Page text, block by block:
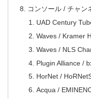
コンソール / チャン
UAD Century
Waves / Kramer
Waves / NLS
Plugin Alliance /
HorNet /
Acqua /